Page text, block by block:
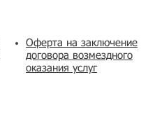
​Оферта на заключение
договора возмездного
оказания услуг